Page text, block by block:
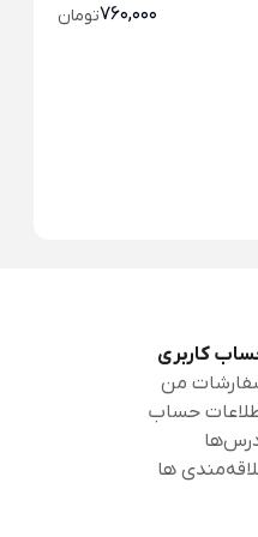
760,000تومان
کاربری
من
حساب
ها